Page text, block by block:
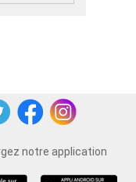
notre application